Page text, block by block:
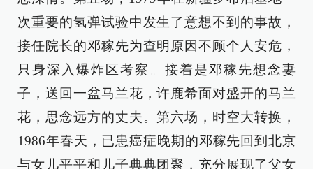
次重要的氢弹试验中发生了意想不到的事故，
接任院长的邓稼先为查明原因不顾个人安危，
只身深入爆炸区考察。接着是邓稼先想念妻
子，送回一盆马兰花，许鹿希面对盛开的马兰
花，思念远方的丈夫。第六场，时空大转换，
1986年春天，已患癌症晚期的邓稼先回到北京
与女儿平平和儿子典典团聚，充分展现了父女